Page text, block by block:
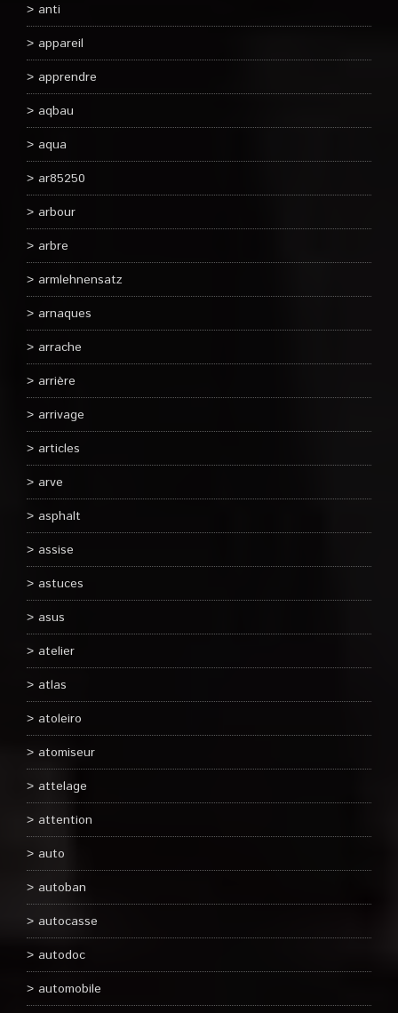
anti
appareil
apprendre
aqbau
aqua
ar85250
arbour
arbre
armlehnensatz
arnaques
arrache
arrière
arrivage
articles
arve
asphalt
assise
astuces
asus
atelier
atlas
atoleiro
atomiseur
attelage
attention
auto
autoban
autocasse
autodoc
automobile